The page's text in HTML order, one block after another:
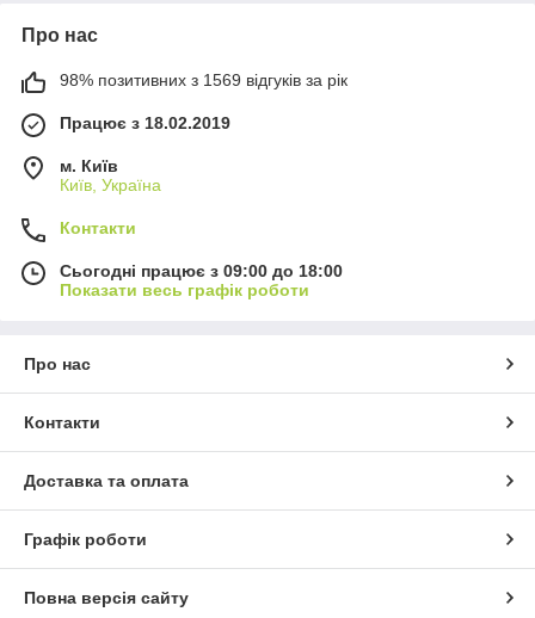
Про нас
98% позитивних з 1569 відгуків за рік
Працює з 18.02.2019
м. Київ
Київ, Україна
Контакти
Сьогодні працює з 09:00 до 18:00
Показати весь графік роботи
Про нас
Контакти
Доставка та оплата
Графік роботи
Повна версія сайту